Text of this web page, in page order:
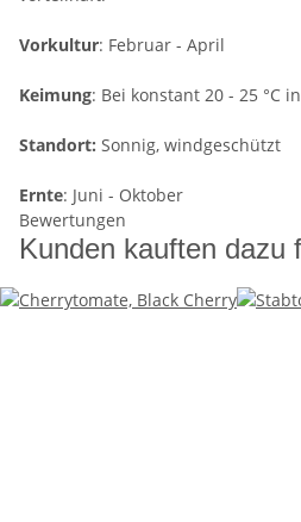
Vorkultur: Februar - April
Keimung: Bei konstant 20 - 25 °C
Standort: Sonnig, windgeschützt
Ernte: Juni - Oktober
Bewertungen
Kunden kauften dazu